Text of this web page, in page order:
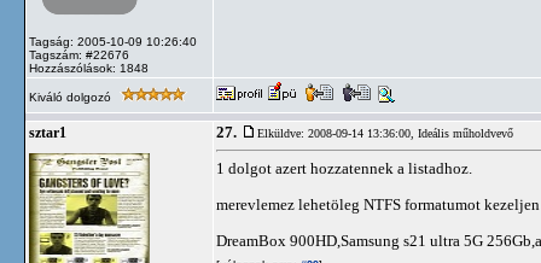
Tagság: 2005-10-09 10:26:40
Tagszám: #22676
Hozzászólások: 1848
Kiváló dolgozó
sztar1 27. Elküldve: 2008-09-14 13:36:00, Ideális műholdvevő
1 dolgot azert hozzatennek a listadhoz.
merevlemez lehetöleg NTFS formatumot
DreamBox 900HD,Samsung s21 ultra 5G